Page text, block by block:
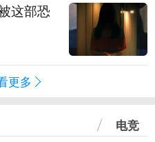
这部恐
更多
电竞